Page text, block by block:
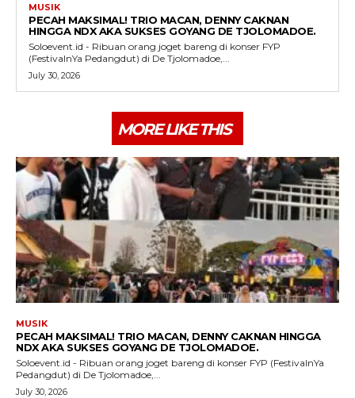
MUSIK
PECAH MAKSIMAL! TRIO MACAN, DENNY CAKNAN
HINGGA NDX AKA SUKSES GOYANG DE TJOLOMADOE.
Soloevent.id - Ribuan orang joget bareng di konser FYP
(FestivalnYa Pedangdut) di De Tjolomadoe,...
July 30, 2026
MORE LIKE THIS
MUSIK
PECAH MAKSIMAL! TRIO MACAN, DENNY CAKNAN HINGGA
NDX AKA SUKSES GOYANG DE TJOLOMADOE.
Soloevent.id - Ribuan orang joget bareng di konser FYP (FestivalnYa
Pedangdut) di De Tjolomadoe,...
July 30, 2026